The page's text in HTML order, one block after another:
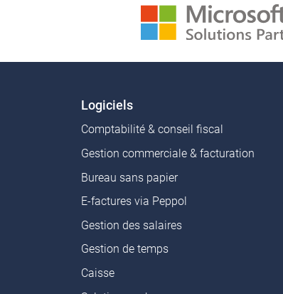
Logiciels
Comptabilité & conseil fiscal
Gestion commerciale & facturation
Bureau sans papier
E-factures via Peppol
Gestion des salaires
Gestion de temps
Caisse